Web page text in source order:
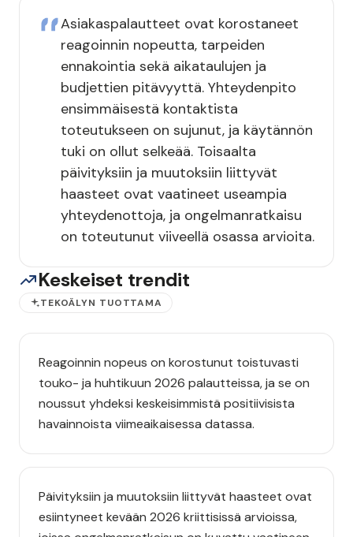
Asiakaspalautteet ovat korostaneet
reagoinnin nopeutta, tarpeiden
ennakointia sekä aikataulujen ja
budjettien pitävyyttä. Yhteydenpito
ensimmäisestä kontaktista
toteutukseen on sujunut, ja käytännön
tuki on ollut selkeää. Toisaalta
päivityksiin ja muutoksiin liittyvät
haasteet ovat vaatineet useampia
yhteydenottoja, ja ongelmanratkaisu
on toteutunut viiveellä osassa arvioita.
Keskeiset trendit
TEKOÄLYN TUOTTAMA
Reagoinnin nopeus on korostunut toistuvasti
touko- ja huhtikuun 2026 palautteissa, ja se on
noussut yhdeksi keskeisimmistä positiivisista
havainnoista viimeaikaisessa datassa.
Päivityksiin ja muutoksiin liittyvät haasteet ovat
esiintyneet kevään 2026 kriittisissä arvioissa,